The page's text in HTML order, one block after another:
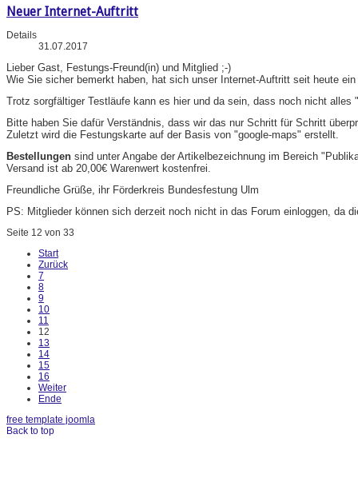
Neuer Internet-Auftritt
Details
31.07.2017
Lieber Gast, Festungs-Freund(in) und Mitglied ;-)
Wie Sie sicher bemerkt haben, hat sich unser Internet-Auftritt seit heute ein
Trotz sorgfältiger Testläufe kann es hier und da sein, dass noch nicht
Bitte haben Sie dafür Verständnis, dass wir das nur Schritt für Schritt
Zuletzt wird die Festungskarte auf der Basis von "google-maps" erstellt.
Bestellungen sind unter Angabe der Artikelbezeichnung im Bereich
Versand ist ab 20,00€ Warenwert kostenfrei.
Freundliche Grüße, ihr Förderkreis Bundesfestung Ulm
PS: Mitglieder können sich derzeit noch nicht in das Forum einloggen, da
Seite 12 von 33
Start
Zurück
7
8
9
10
11
12
13
14
15
16
Weiter
Ende
free template joomla
Back to top